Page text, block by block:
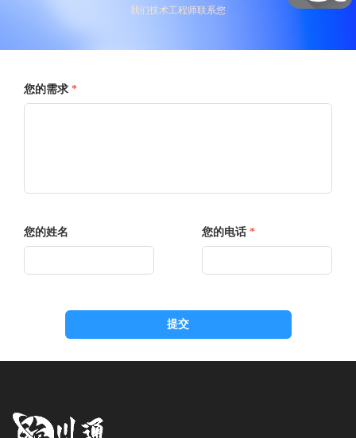
我们技术工程师联系您
您的需求 *
您的姓名 您的电话 *
提交